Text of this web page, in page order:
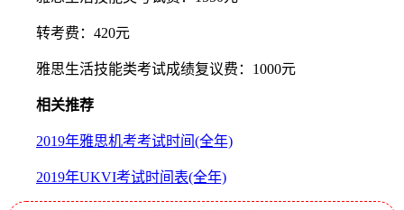
转考费：420元
雅思生活技能类考试成绩复议费：1000元
相关推荐
2019年雅思机考考试时间(全年)
2019年UKVI考试时间表(全年)